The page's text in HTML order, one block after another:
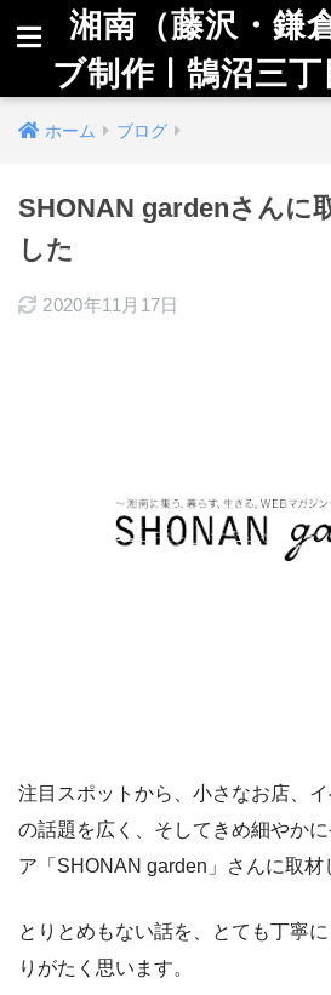
湘南（藤沢・鎌
ブ制作 | 鵠沼三
ホーム ブログ
SHONAN gardenさんに
した
2020年11月17日
注目スポットから、小さなお店、
の話題を広く、そしてきめ細やか
ア「SHONAN garden」さんに取材
とりとめもない話を、とても丁寧
りがたく思います。